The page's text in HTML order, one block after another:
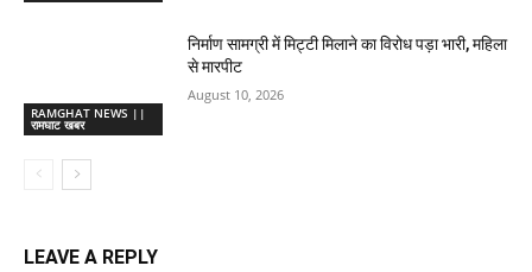
RAMGHAT NEWS ||
रामघाट खबर
निर्माण सामग्री में मिट्टी मिलाने का विरोध पड़ा भारी, महिला
से मारपीट
August 10, 2026
LEAVE A REPLY